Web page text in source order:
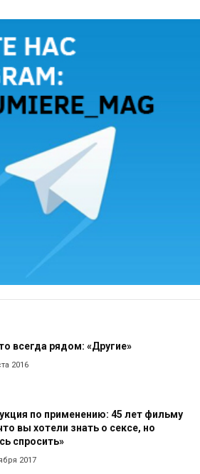
всегда рядом: «Другие»
2016
по применению: 45 лет фильму
вы хотели знать о сексе, но
спросить»
2017